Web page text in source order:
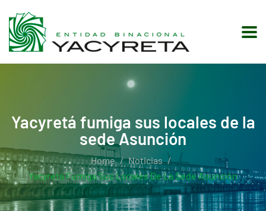
Yacyretá fumiga sus locales de la
sede Asunción
Home
Noticias
Yacyretá Fumiga Sus Locales De La Sede Asunción